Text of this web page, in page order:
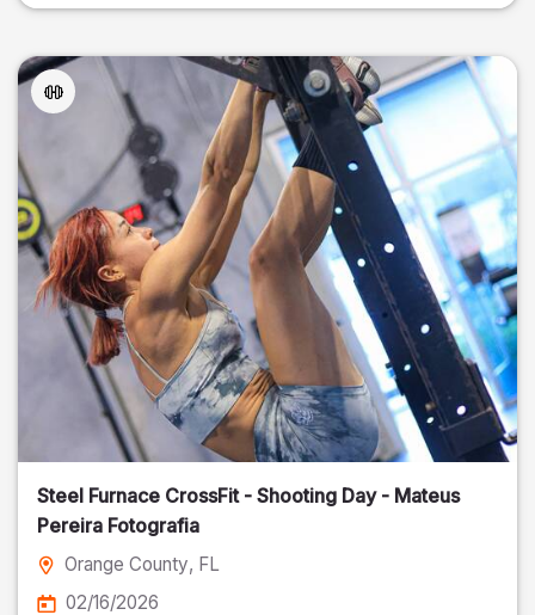
Steel Furnace CrossFit - Shooting Day - Mateus
Pereira Fotografia
Orange County, FL
02/16/2026